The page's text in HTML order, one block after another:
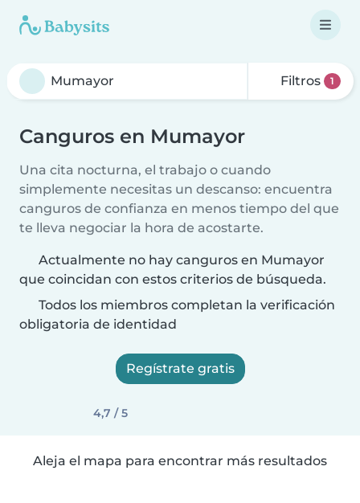
Filtros 1
Canguros en Mumayor
Una cita nocturna, el trabajo o cuando
simplemente necesitas un descanso: encuentra
canguros de confianza en menos tiempo del que
te lleva negociar la hora de acostarte.
Actualmente no hay canguros en Mumayor
que coincidan con estos criterios de búsqueda.
Todos los miembros completan la verificación
obligatoria de identidad
Regístrate gratis
4,7 / 5
Aleja el mapa para encontrar más resultados